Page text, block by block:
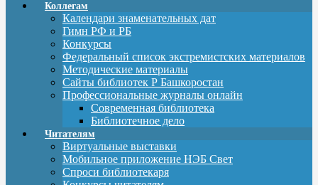
Коллегам
Календари знаменательных дат
Гимн РФ и РБ
Конкурсы
Федеральный список экстремистских материалов
Методические материалы
Сайты библиотек Р Башкоростан
Профессиональные журналы онлайн
Современная библиотека
Библиотечное дело
Читателям
Виртуальные выставки
Мобильное приложение НЭБ Свет
Спроси библиотекаря